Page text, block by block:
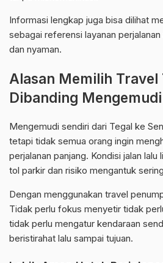
Informasi lengkap juga bisa dilihat
sebagai referensi layanan
dan nyaman.
Alasan Memilih Travel
Dibanding
Mengemudi sendiri dari Tegal ke
tetapi tidak semua orang ingin
perjalanan panjang. Kondisi jalan lalu
tol parkir dan risiko mengantuk
Dengan menggunakan travel
Tidak perlu fokus menyetir tidak
tidak perlu mengatur kendaraan
beristirahat lalu sampai tujuan.